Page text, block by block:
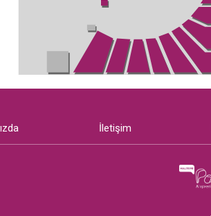
İletişim